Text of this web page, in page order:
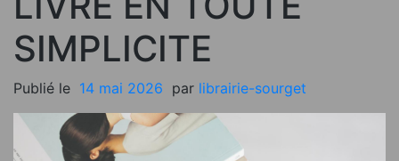
SIMPLICITE
Publié le 14 mai 2026 par librairie-sourget